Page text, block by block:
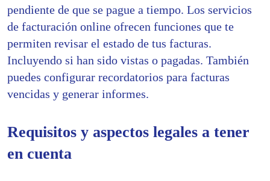
pendiente de que se pague a tiempo. Los servicios
de facturación online ofrecen funciones que te
permiten revisar el estado de tus facturas.
Incluyendo si han sido vistas o pagadas. También
puedes configurar recordatorios para facturas
vencidas y generar informes.
Requisitos y aspectos legales a tener
en cuenta